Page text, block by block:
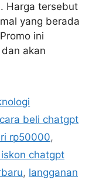
Harga tersebut
yang berada
ini
akan
cara beli chatgpt
rp50000,
chatgpt
, langganan